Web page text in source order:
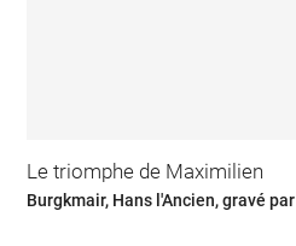
Le triomphe de Maximilien
Burgkmair, Hans l'Ancien, gravé par